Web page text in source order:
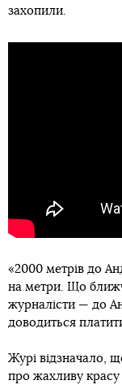
захопили.
«2000 метрів до
на метри. Що
журналісти — до
доводиться
Журі відзначало,
про жахливу